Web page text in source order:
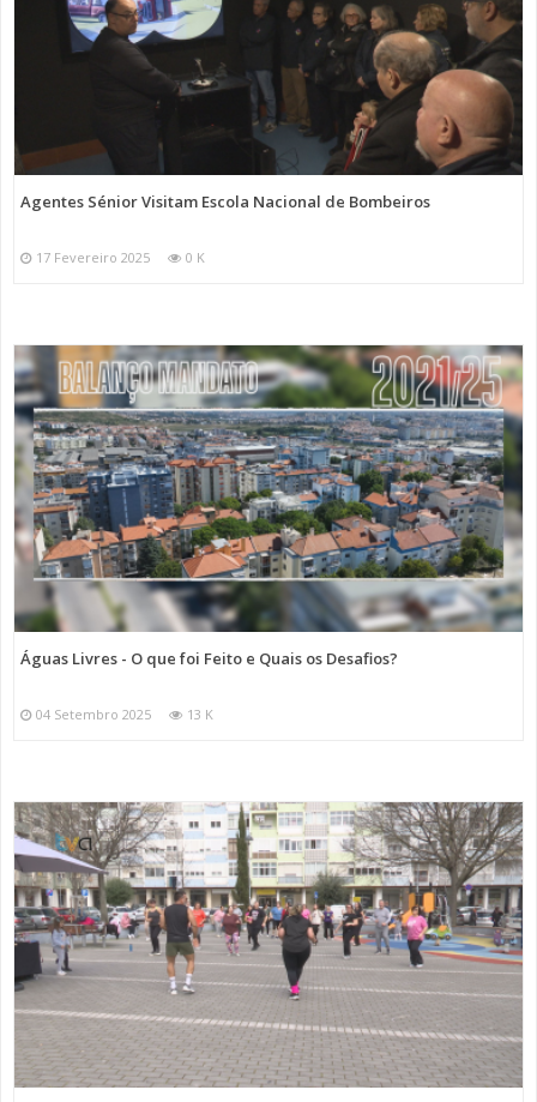
Agentes Sénior Visitam Escola Nacional de Bombeiros
17 Fevereiro 2025 0 K
Águas Livres - O que foi Feito e Quais os Desafios?
04 Setembro 2025 13 K